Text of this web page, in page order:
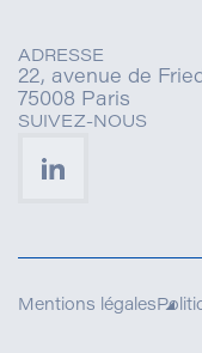
ADRESSE
22, avenue de
75008 Paris
SUIVEZ-NOUS
Mentions légales